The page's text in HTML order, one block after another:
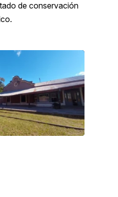
de conservación